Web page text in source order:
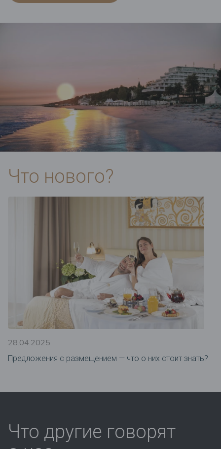
Что нового?
28.04.2025.
Предложения c размещением — что о них стоит знать?
Что другие говорят